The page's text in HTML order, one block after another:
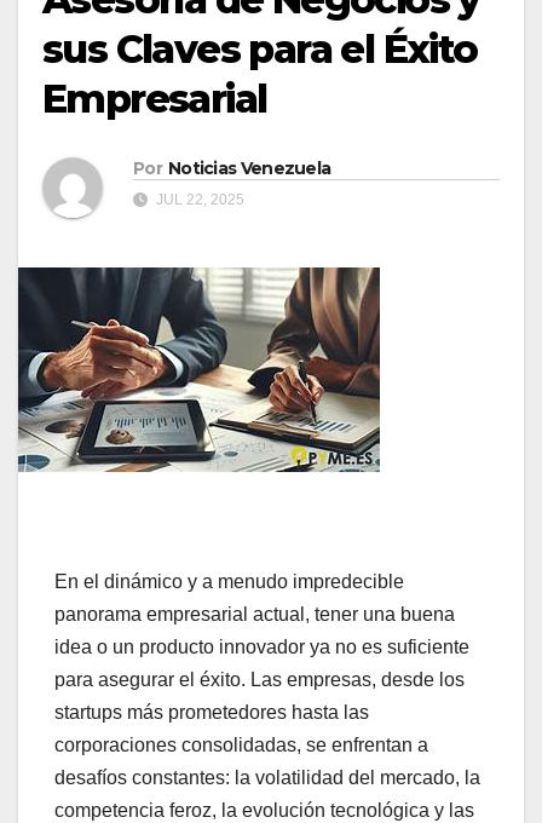
sus Claves para el Éxito
Empresarial
Por Noticias Venezuela
JUL 22, 2025
En el dinámico y a menudo impredecible
panorama empresarial actual, tener una buena
idea o un producto innovador ya no es suficiente
para asegurar el éxito. Las empresas, desde los
startups más prometedores hasta las
corporaciones consolidadas, se enfrentan a
desafíos constantes: la volatilidad del mercado, la
competencia feroz, la evolución tecnológica y las